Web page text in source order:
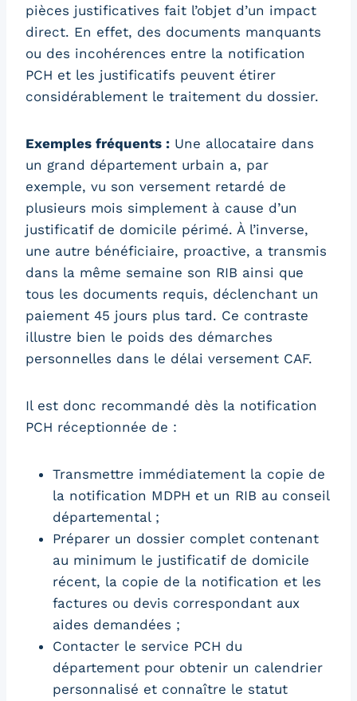
pièces justificatives fait l’objet d’un impact
direct. En effet, des documents manquants
ou des incohérences entre la notification
PCH et les justificatifs peuvent étirer
considérablement le traitement du dossier.
Exemples fréquents : Une allocataire dans
un grand département urbain a, par
exemple, vu son versement retardé de
plusieurs mois simplement à cause d’un
justificatif de domicile périmé. À l’inverse,
une autre bénéficiaire, proactive, a transmis
dans la même semaine son RIB ainsi que
tous les documents requis, déclenchant un
paiement 45 jours plus tard. Ce contraste
illustre bien le poids des démarches
personnelles dans le délai versement CAF.
Il est donc recommandé dès la notification
PCH réceptionnée de :
Transmettre immédiatement la copie de
la notification MDPH et un RIB au conseil
départemental ;
Préparer un dossier complet contenant
au minimum le justificatif de domicile
récent, la copie de la notification et les
factures ou devis correspondant aux
aides demandées ;
Contacter le service PCH du
département pour obtenir un calendrier
personnalisé et connaître le statut